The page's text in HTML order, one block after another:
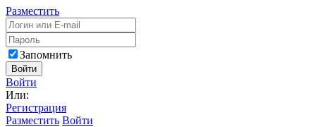
Разместить
Запомнить
Войти
Войти
Или:
Регистрация
Разместить Войти